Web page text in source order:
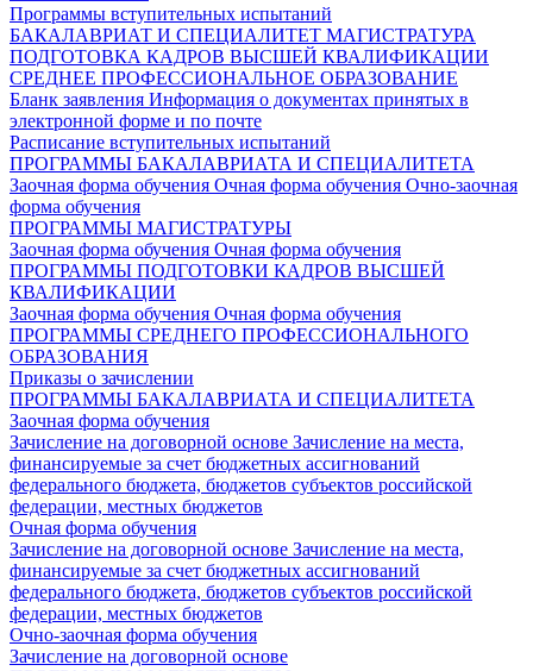
Программы вступительных испытаний
БАКАЛАВРИАТ И СПЕЦИАЛИТЕТ МАГИСТРАТУРА
ПОДГОТОВКА КАДРОВ ВЫСШЕЙ КВАЛИФИКАЦИИ
СРЕДНЕЕ ПРОФЕССИОНАЛЬНОЕ ОБРАЗОВАНИЕ
Бланк заявления Информация о документах принятых в
электронной форме и по почте
Расписание вступительных испытаний
ПРОГРАММЫ БАКАЛАВРИАТА И СПЕЦИАЛИТЕТА
Заочная форма обучения Очная форма обучения Очно-заочная
форма обучения
ПРОГРАММЫ МАГИСТРАТУРЫ
Заочная форма обучения Очная форма обучения
ПРОГРАММЫ ПОДГОТОВКИ КАДРОВ ВЫСШЕЙ
КВАЛИФИКАЦИИ
Заочная форма обучения Очная форма обучения
ПРОГРАММЫ СРЕДНЕГО ПРОФЕССИОНАЛЬНОГО
ОБРАЗОВАНИЯ
Приказы о зачислении
ПРОГРАММЫ БАКАЛАВРИАТА И СПЕЦИАЛИТЕТА
Заочная форма обучения
Зачисление на договорной основе Зачисление на места,
финансируемые за счет бюджетных ассигнований
федерального бюджета, бюджетов субъектов российской
федерации, местных бюджетов
Очная форма обучения
Зачисление на договорной основе Зачисление на места,
финансируемые за счет бюджетных ассигнований
федерального бюджета, бюджетов субъектов российской
федерации, местных бюджетов
Очно-заочная форма обучения
Зачисление на договорной основе